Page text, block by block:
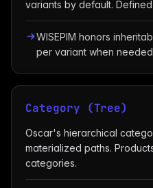
variants by default.
WISEPIM honors
per variant when
Category (Tree)
Oscar's hierarchical
materialized paths.
categories.